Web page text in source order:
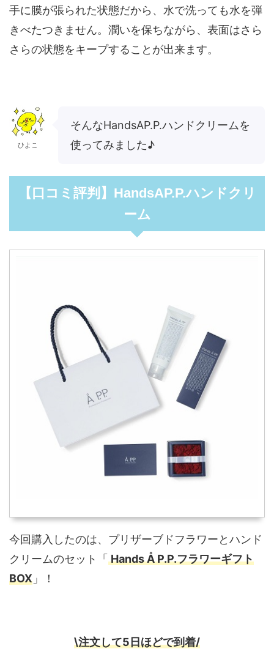
手に膜が張られた状態だから、水で洗っても水を弾
きべたつきません。潤いを保ちながら、表面はさら
さらの状態をキープすることが出来ます。
ひよこ
そんなHandsAP.P.ハンドクリームを
使ってみました♪
【口コミ評判】HandsAP.P.ハンドクリ
ーム
今回購入したのは、プリザーブドフラワーとハンド
クリームのセット「Hands Å P.P.フラワーギフト
BOX 」！
\注文して5日ほどで到着/